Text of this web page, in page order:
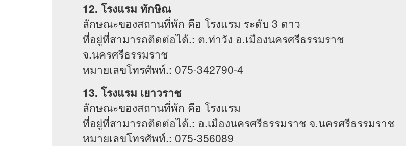
12. โรงแรม ทักษิณ
ลักษณะของสถานที่พัก คือ โรงแรม ระดับ 3 ดาว
ที่อยู่ที่สามารถติดต่อได้.: ต.ท่าวัง อ.เมืองนครศรีธรรมราช
จ.นครศรีธรรมราช
หมายเลขโทรศัพท์.: 075-342790-4
13. โรงแรม เยาวราช
ลักษณะของสถานที่พัก คือ โรงแรม
ที่อยู่ที่สามารถติดต่อได้.: อ.เมืองนครศรีธรรมราช จ.นครศรีธรรมราช
หมายเลขโทรศัพท์.: 075-356089